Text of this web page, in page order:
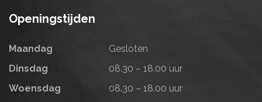
Openingstijden
Maandag
Gesloten
Dinsdag
08.30 – 18.00 uur
Woensdag
08.30 – 18.00 uur